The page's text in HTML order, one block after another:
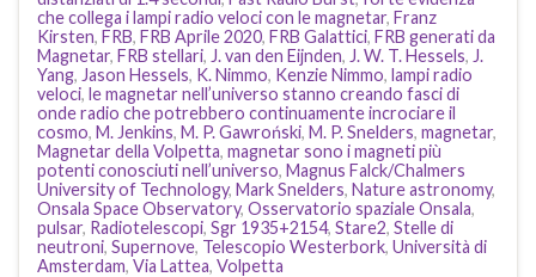
che collega i lampi radio veloci con le magnetar, Franz
Kirsten, FRB, FRB Aprile 2020, FRB Galattici, FRB generati da
Magnetar, FRB stellari, J. van den Eijnden, J. W. T. Hessels, J.
Yang, Jason Hessels, K. Nimmo, Kenzie Nimmo, lampi radio
veloci, le magnetar nell’universo stanno creando fasci di
onde radio che potrebbero continuamente incrociare il
cosmo, M. Jenkins, M. P. Gawroński, M. P. Snelders, magnetar,
Magnetar della Volpetta, magnetar sono i magneti più
potenti conosciuti nell’universo, Magnus Falck/Chalmers
University of Technology, Mark Snelders, Nature astronomy,
Onsala Space Observatory, Osservatorio spaziale Onsala,
pulsar, Radiotelescopi, Sgr 1935+2154, Stare2, Stelle di
neutroni, Supernove, Telescopio Westerbork, Università di
Amsterdam, Via Lattea, Volpetta